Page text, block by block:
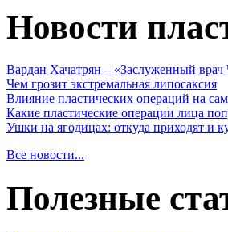
Новости
Вардан Хачатрян – «Заслуженный врач
Чем грозит экстремальная липосаксия
Влияние пластических операций на
Какие пластические операции лица
Ушки на ягодицах: откуда приходят и
Все новости...
Полезные